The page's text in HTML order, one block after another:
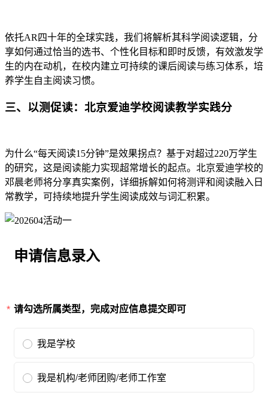
依托AR四十年的全球实践，我们将解析其科学阅读逻辑，分
享如何通过恰当的选书、个性化目标和即时反馈，有效激发学
生的内在动机，在校内建立可持续的课后阅读与练习体系，培
养学生自主阅读习惯。
三、以测促读： 北京爱迪学校阅读教学实践分
为什么“每天阅读15分钟”是效果拐点？基于对超过220万学生
的研究，这是阅读能力实现超常增长的起点。北京爱迪学校的
邓晨老师将分享真实案例，详细拆解如何将测评和阅读融入日
常教学，可持续地提升学生阅读成效与词汇积累。